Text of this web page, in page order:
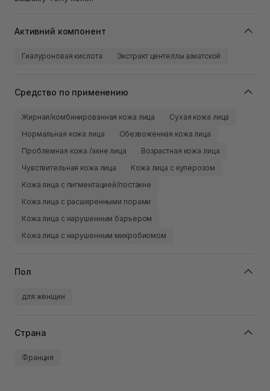
Активний компонент
Гиалуроновая кислота Экстракт центеллы азиатской
Средство по применению
Жирная/комбинированная кожа лица
Сухая кожа лица
Нормальная кожа лица
Обезвоженная кожа лица
Проблемная кожа /акне лица
Возрастная кожа лица
Чувствительная кожа лица
Кожа лица с куперозом
Кожа лица с пигментацией/постакне
Кожа лица с расширенными порами
Кожа лица с нарушенным барьером
Кожа лица с нарушенным микробиомом
Пол
для женщин
Страна
Франция